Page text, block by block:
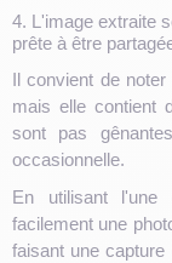
4. L'image extraite
prête à être
Il convient de
mais elle contient
sont pas
occasionnelle.
En utilisant l'une
facilement une
faisant une